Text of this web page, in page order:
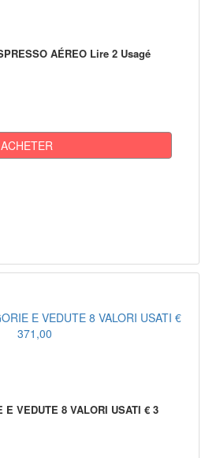
AÉREO Lire 2 Usagé
ACHETER
E VEDUTE 8 VALORI USATI € 3